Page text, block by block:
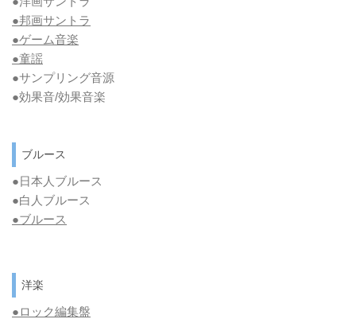
●邦画サントラ
●ゲーム音楽
●童謡
●サンプリング音源
●効果音/効果音楽
ブルース
●日本人ブルース
●白人ブルース
●ブルース
洋楽
●ロック編集盤